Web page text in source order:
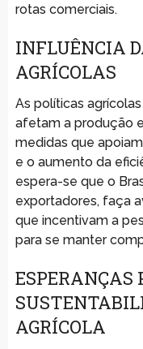
rotas comerciais.
INFLUÊNCIA
AGRÍCOLAS
As políticas
afetam a produção
medidas que
e o aumento da
espera-se que o
exportadores, faça
que incentivam a
para se manter
ESPERANÇAS
AGRÍCOLA